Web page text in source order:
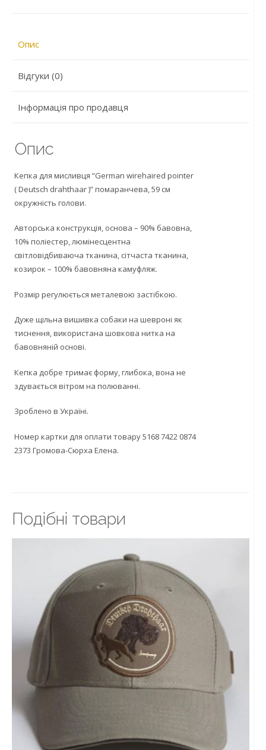
Опис
Відгуки (0)
Інформація про продавця
Опис
Кепка для мисливця “German wirehaired pointer
( Deutsch drahthaar )” помаранчева, 59 см
окружність голови.
Авторська конструкція, основа – 90% бавовна,
10% поліестер, люмінесцентна
світловідбиваюча тканина, сітчаста тканина,
козирок – 100% бавовняна камуфляж.
Розмір регулюється металевою застібкою.
Дуже щільна вишивка собаки на шевроні як
тиснення, використана шовкова нитка на
бавовняній основі.
Кепка добре тримає форму, глибока, вона не
здувається вітром на полюванні.
Зроблено в Україні.
Номер картки для оплати товару 5168 7422 0874
2373 Громова-Сюрха Елена.
Подiбнi товари